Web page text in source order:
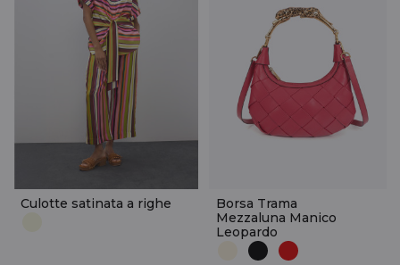
Culotte satinata a righe
Borsa Trama
Mezzaluna Manico
Leopardo